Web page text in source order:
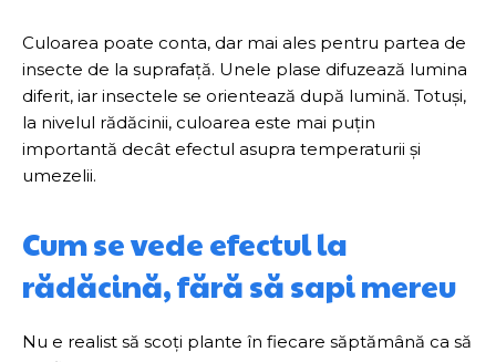
Culoarea poate conta, dar mai ales pentru partea de
insecte de la suprafață. Unele plase difuzează lumina
diferit, iar insectele se orientează după lumină. Totuși,
la nivelul rădăcinii, culoarea este mai puțin
importantă decât efectul asupra temperaturii și
umezelii.
Cum se vede efectul la
rădăcină, fără să sapi mereu
Nu e realist să scoți plante în fiecare săptămână ca să